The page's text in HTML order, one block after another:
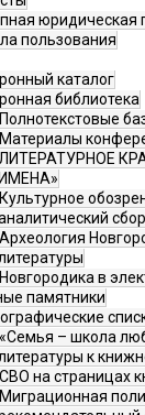
юридическая
пользования
каталог
библиотека
Полнотекстовые
Материалы
ИМЕНА»
Культурное
Археология
Новгородика в
памятники
«Семья – школа
к
СВО на страницах
Миграционная